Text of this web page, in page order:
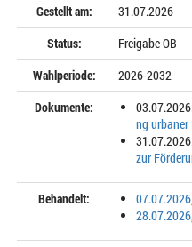
Gestellt am:
31.07.2026
Status:
Freigabe OB
Wahlperiode:
2026-2032
Dokumente:
ng urbaner
zur
Behandelt: